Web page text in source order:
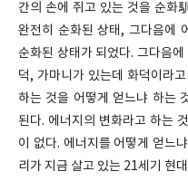
간의 손에 쥐고 있는 것을 순화
완전히 순화된 상태, 그다음에
순화된 상태가 되었다. 그다음
덕, 가마니가 있는데 화덕이라
하는 것을 어떻게 얻느냐 하는
된다. 에너지의 변화라고 하는
이 없다. 에너지를 어떻게 얻느
리가 지금 살고 있는 21세기